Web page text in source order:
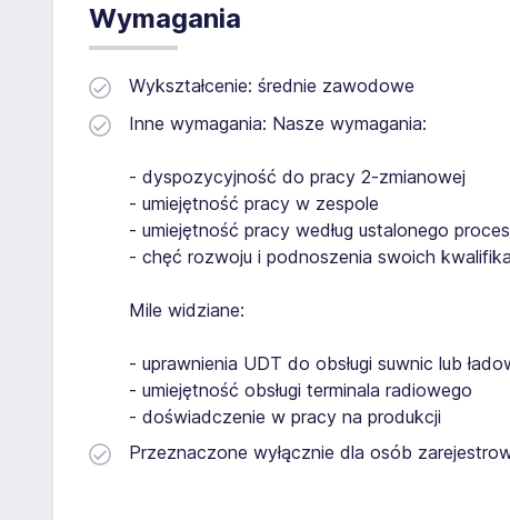
Wymagania
Wykształcenie: średnie zawodowe
Inne wymagania: Nasze wymagania:
- dyspozycyjność do pracy 2-zmianowej
- umiejętność pracy w zespole
- umiejętność pracy według ustalonego
- chęć rozwoju i podnoszenia swoich
Mile widziane:
- uprawnienia UDT do obsługi suwnic lub
- umiejętność obsługi terminala radiowego
- doświadczenie w pracy na produkcji
Przeznaczone wyłącznie dla osób